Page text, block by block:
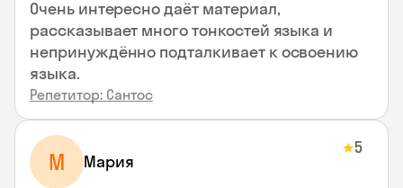
Очень интересно даёт материал,
рассказывает много тонкостей языка и
непринуждённо подталкивает к освоению
языка.
Репетитор: Сантос
М Мария
★5